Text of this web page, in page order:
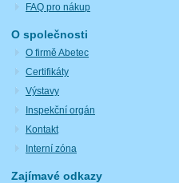
FAQ pro nákup
O společnosti
O firmě Abetec
Certifikáty
Výstavy
Inspekční orgán
Kontakt
Interní zóna
Zajímavé odkazy